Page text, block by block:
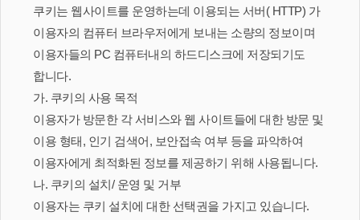
쿠키는 웹사이트를 운영하는데 이용되는 서버( HTTP) 가
이용자의 컴퓨터 브라우저에게 보내는 소량의 정보이며
이용자들의 PC 컴퓨터내의 하드디스크에 저장되기도
합니다.
가. 쿠키의 사용 목적
이용자가 방문한 각 서비스와 웹 사이트들에 대한 방문 및
이용 형태, 인기 검색어, 보안접속 여부 등을 파악하여
이용자에게 최적화된 정보를 제공하기 위해 사용됩니다.
나. 쿠키의 설치/ 운영 및 거부
이용자는 쿠키 설치에 대한 선택권을 가지고 있습니다.